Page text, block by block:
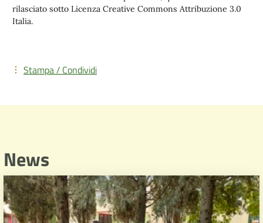
rilasciato sotto Licenza Creative Commons Attribuzione 3.0
Italia.
Stampa / Condividi
News